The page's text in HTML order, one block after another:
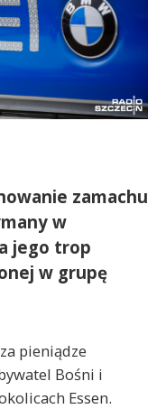
zamachu
w
jego trop
w grupę
pieniądze
Bośni i
Essen.